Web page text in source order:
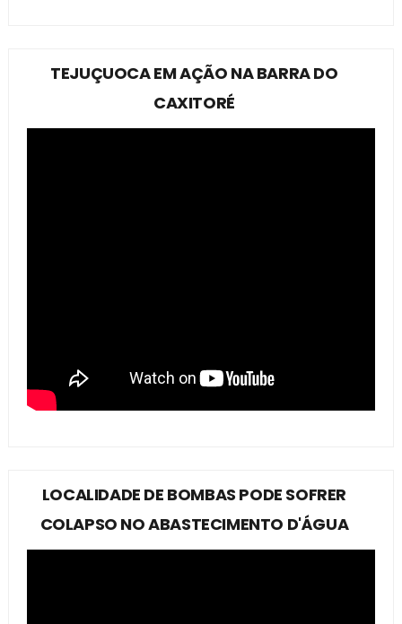
TEJUÇUOCA EM AÇÃO NA BARRA DO
CAXITORÉ
LOCALIDADE DE BOMBAS PODE SOFRER
COLAPSO NO ABASTECIMENTO D'ÁGUA